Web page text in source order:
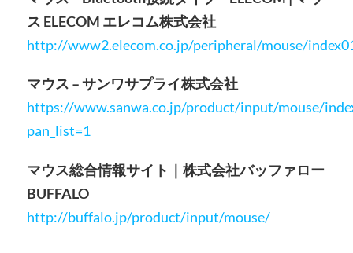
ス ELECOM エレコム株式会社
http://www2.elecom.co.jp/peripheral/mouse/
マウス – サンワサプライ株式会社
https://www.sanwa.co.jp/product/input/mouse/
pan_list=1
マウス総合情報サイト｜株式会社バッファロー
BUFFALO
http://buffalo.jp/product/input/mouse/